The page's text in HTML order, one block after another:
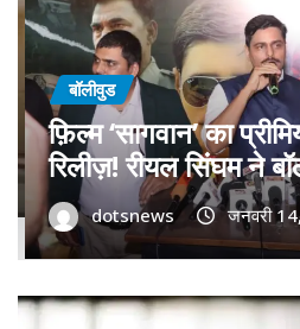
बॉलीवुड
गोवा मुख्यमंत्री डॉ. प्रमोद
को बड़ा समर्थन; पोस्टर
फिल्म गोदान की टीम का
dotsnews जनवरी 9,